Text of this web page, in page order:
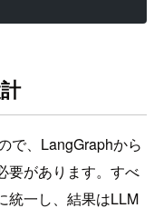
で、LangGraphから
要があります。すべ
統一し、結果はLLM